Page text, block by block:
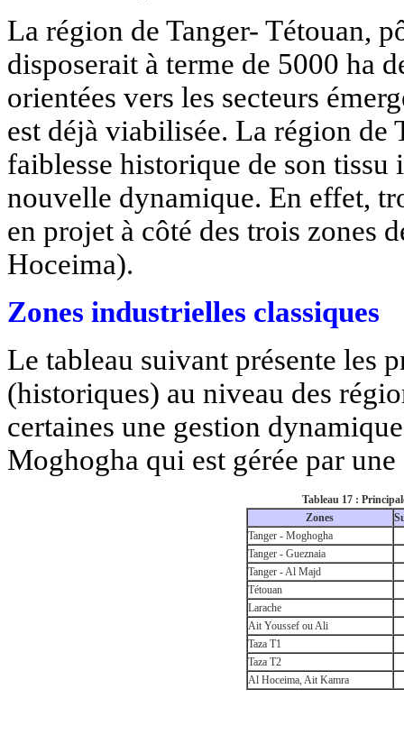
La région de Tanger- Tétouan,
disposerait à terme de 5000 ha
orientées vers les secteurs
est déjà viabilisée. La région de
faiblesse historique de son
nouvelle dynamique. En effet,
en projet à côté des trois zones
Hoceima).
Zones industrielles classiques
Le tableau suivant présente les
(historiques) au niveau des
certaines une gestion
Moghogha qui est gérée par
Tableau 17 :
Zones
Tanger - Moghogha
Tanger - Gueznaia
Tanger - Al Majd
Tétouan
Larache
Ait Youssef ou Ali
Taza T1
Taza T2
Al Hoceima, Ait Kamra